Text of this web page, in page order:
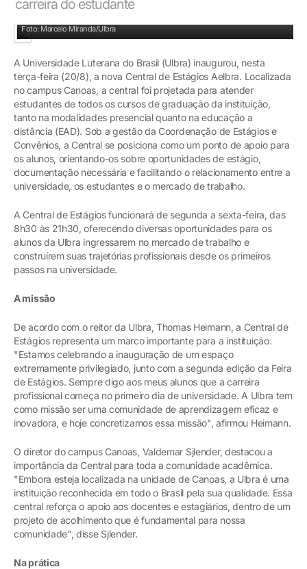
carreira do estudante
Foto: Marcelo Miranda/Ulbra
A Universidade Luterana do Brasil (Ulbra) inaugurou, nesta
terça-feira (20/8), a nova Central de Estágios Aelbra. Localizada
no campus Canoas, a central foi projetada para atender
estudantes de todos os cursos de graduação da instituição,
tanto na modalidades presencial quanto na educação a
distância (EAD). Sob a gestão da Coordenação de Estágios e
Convênios, a Central se posiciona como um ponto de apoio para
os alunos, orientando-os sobre oportunidades de estágio,
documentação necessária e facilitando o relacionamento entre a
universidade, os estudantes e o mercado de trabalho.
A Central de Estágios funcionará de segunda a sexta-feira, das
8h30 às 21h30, oferecendo diversas oportunidades para os
alunos da Ulbra ingressarem no mercado de trabalho e
construírem suas trajetórias profissionais desde os primeiros
passos na universidade.
A missão
De acordo com o reitor da Ulbra, Thomas Heimann, a Central de
Estágios representa um marco importante para a instituição.
"Estamos celebrando a inauguração de um espaço
extremamente privilegiado, junto com a segunda edição da Feira
de Estágios. Sempre digo aos meus alunos que a carreira
profissional começa no primeiro dia de universidade. A Ulbra tem
como missão ser uma comunidade de aprendizagem eficaz e
inovadora, e hoje concretizamos essa missão", afirmou Heimann.
O diretor do campus Canoas, Valdemar Sjlender, destacou a
importância da Central para toda a comunidade acadêmica.
"Embora esteja localizada na unidade de Canoas, a Ulbra é uma
instituição reconhecida em todo o Brasil pela sua qualidade. Essa
central reforça o apoio aos docentes e estagiários, dentro de um
projeto de acolhimento que é fundamental para nossa
comunidade", disse Sjlender.
Na prática